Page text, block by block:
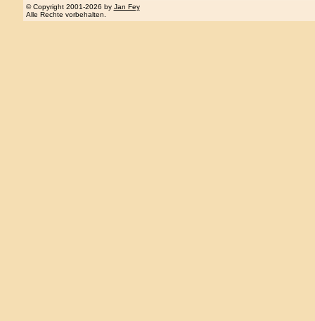
© Copyright 2001-2026 by Jan Fey
Alle Rechte vorbehalten.